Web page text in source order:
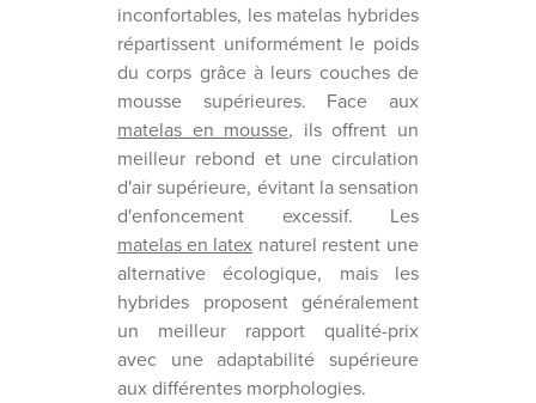
inconfortables, les matelas hybrides
répartissent uniformément le poids
du corps grâce à leurs couches de
mousse supérieures. Face aux
matelas en mousse, ils offrent un
meilleur rebond et une circulation
d'air supérieure, évitant la sensation
d'enfoncement excessif. Les
matelas en latex naturel restent une
alternative écologique, mais les
hybrides proposent généralement
un meilleur rapport qualité-prix
avec une adaptabilité supérieure
aux différentes morphologies.